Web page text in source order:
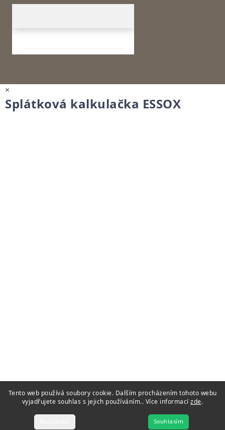
Tento web používá soubory cookie. Dalším procházením tohoto webu
vyjadřujete souhlas s jejich používáním.. Více informacízde.
Souhlasím
×
Splátková kalkulačka ESSOX